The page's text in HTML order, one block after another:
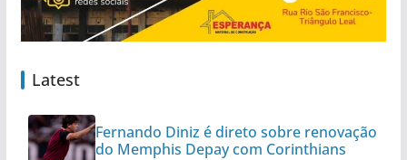
Latest
Fernando Diniz é direto sobre renovação
do Memphis Depay com Corinthians